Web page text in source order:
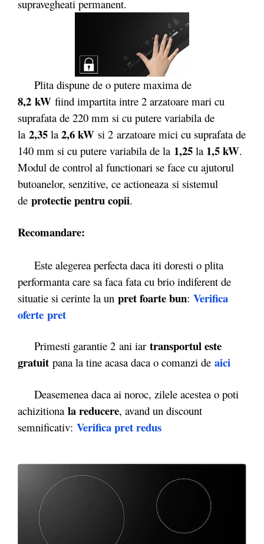
supravegheati permanent.
Plita dispune de o putere maxima de
8,2 kW fiind impartita intre 2 arzatoare mari cu
suprafata de 220 mm si cu putere variabila de
la 2,35 la 2,6 kW si 2 arzatoare mici cu suprafata de
140 mm si cu putere variabila de la 1,25 la 1,5 kW.
Modul de control al functionari se face cu ajutorul
butoanelor, senzitive, ce actioneaza si sistemul
de protectie pentru copii.
Recomandare:
Este alegerea perfecta daca iti doresti o plita
performanta care sa faca fata cu brio indiferent de
situatie si cerinte la un pret foarte bun: Verifica
oferte pret
Primesti garantie 2 ani iar transportul este
gratuit pana la tine acasa daca o comanzi de aici
Deasemenea daca ai noroc, zilele acestea o poti
achizitiona la reducere, avand un discount
semnificativ: Verifica pret redus